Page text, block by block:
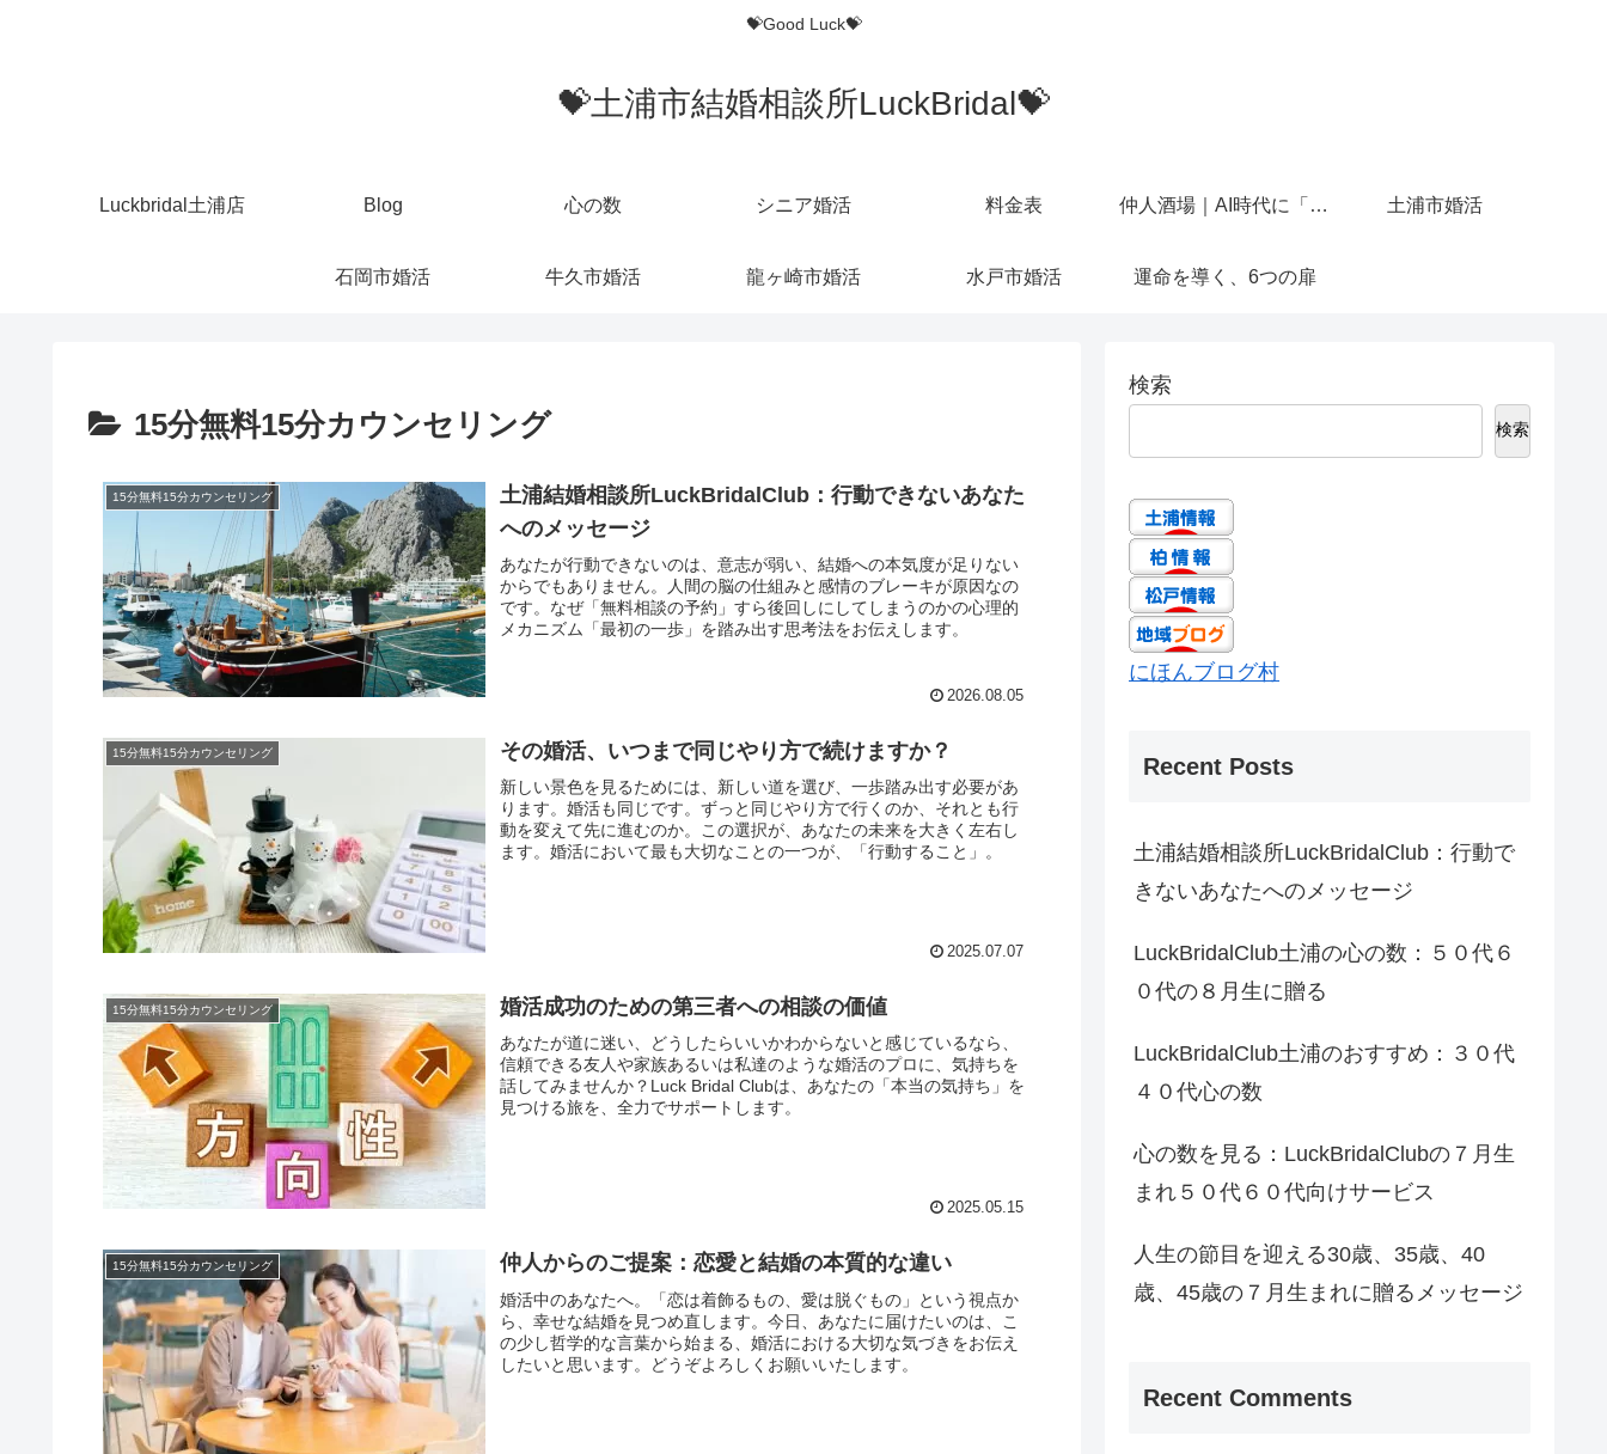
💝Good Luck💝
💝土浦市結婚相談所LuckBridal💝
Luckbridal土浦店 Blog 心の数 シニア婚活 料金表 仲人酒場｜AI時代に「人と話せる場所」を作りたかった 土浦市婚活
石岡市婚活 牛久市婚活 龍ヶ崎市婚活 水戸市婚活 運命を導く、6つの扉
15分無料15分カウンセリング
15分無料15分カウンセリング
土浦結婚相談所LuckBridalClub：行動できないあなた
へのメッセージ
あなたが行動できないのは、意志が弱い、結婚への本気度が足りない
からでもありません。人間の脳の仕組みと感情のブレーキが原因なの
です。なぜ「無料相談の予約」すら後回しにしてしまうのかの心理的
メカニズム「最初の一歩」を踏み出す思考法をお伝えします。
2026.08.05
15分無料15分カウンセリング その婚活、いつまで同じやり方で続けますか？
新しい景色を見るためには、新しい道を選び、一歩踏み出す必要があ
ります。婚活も同じです。ずっと同じやり方で行くのか、それとも行
動を変えて先に進むのか。この選択が、あなたの未来を大きく左右し
ます。婚活において最も大切なことの一つが、「行動すること」。
2025.07.07
15分無料15分カウンセリング 婚活成功のための第三者への相談の価値
あなたが道に迷い、どうしたらいいかわからないと感じているなら、
信頼できる友人や家族あるいは私達のような婚活のプロに、気持ちを
話してみませんか？Luck Bridal Clubは、あなたの「本当の気持ち」を
見つける旅を、全力でサポートします。
2025.05.15
15分無料15分カウンセリング 仲人からのご提案：恋愛と結婚の本質的な違い
婚活中のあなたへ。「恋は着飾るもの、愛は脱ぐもの」という視点か
ら、幸せな結婚を見つめ直します。今日、あなたに届けたいのは、こ
の少し哲学的な言葉から始まる、婚活における大切な気づきをお伝え
したいと思います。どうぞよろしくお願いいたします。
検索
検索
にほんブログ村
Recent Posts
土浦結婚相談所LuckBridalClub：行動で
きないあなたへのメッセージ
LuckBridalClub土浦の心の数：５０代６
０代の８月生に贈る
LuckBridalClub土浦のおすすめ：３０代
４０代心の数
心の数を見る：LuckBridalClubの７月生
まれ５０代６０代向けサービス
人生の節目を迎える30歳、35歳、40
歳、45歳の７月生まれに贈るメッセージ
Recent Comments